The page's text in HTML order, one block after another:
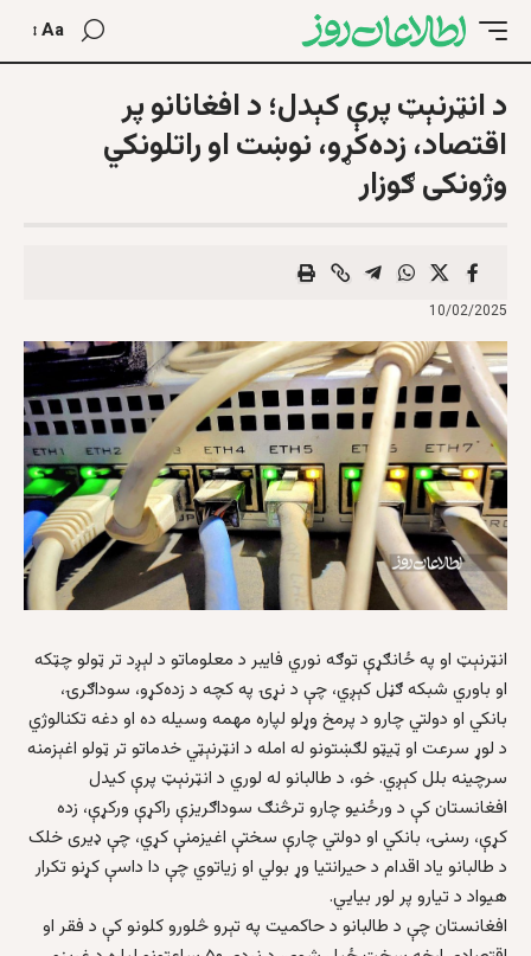
Aa
د انټرنېټ پرې کېدل؛ د افغانانو پر
اقتصاد، زده‌کړو، نوښت او راتلونکي
وژونکی ګوزار
10/02/2025
انټرنېټ او په ځانګړې توګه نوري فایبر د معلوماتو د لېږد تر ټولو چټکه
او باوري شبکه ګڼل کېږي، چې د نړۍ په کچه د زده‌کړو، سوداګرۍ،
بانکي او دولتي چارو د پرمخ وړلو لپاره مهمه وسیله ده او دغه تکنالوژي
د لوړ سرعت او ټیټو لګښتونو له امله د انټرنېټي خدماتو تر ټولو اغېزمنه
سرچینه بلل کېږي. خو، د طالبانو له لوري د انټرنېټ پرې کیدل
افغانستان کې د ورځنیو چارو ترڅنګ سوداګریزې راکړې ورکړې، زده
کړې، رسنۍ، بانکي او دولتي چارې سختې اغیزمنې کړي، چې ډیری خلک
د طالبانو یاد اقدام د حیرانتیا وړ بولي او زیاتوي چې دا داسې کړنو تکرار
هیواد د تیارو پر لور بیایي.
افغانستان چې د طالبانو د حاکمیت په تېرو څلورو کلونو کې د فقر او